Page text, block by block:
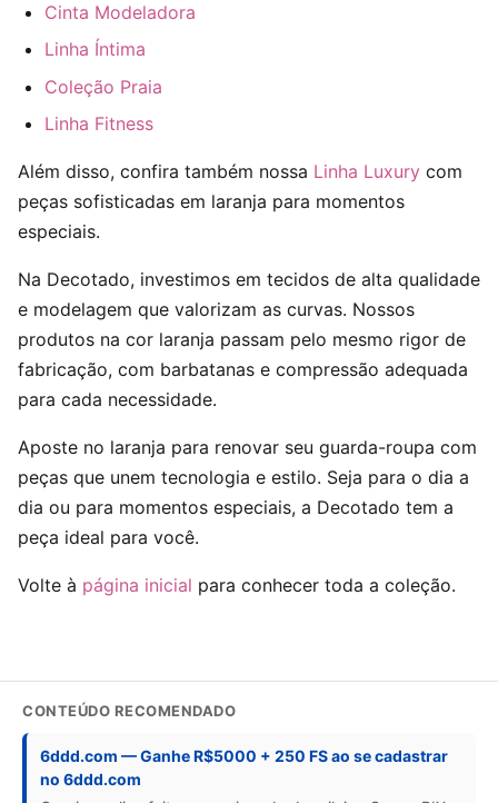
Cinta Modeladora
Linha Íntima
Coleção Praia
Linha Fitness
Além disso, confira também nossa Linha Luxury com
peças sofisticadas em laranja para momentos
especiais.
Na Decotado, investimos em tecidos de alta qualidade
e modelagem que valorizam as curvas. Nossos
produtos na cor laranja passam pelo mesmo rigor de
fabricação, com barbatanas e compressão adequada
para cada necessidade.
Aposte no laranja para renovar seu guarda-roupa com
peças que unem tecnologia e estilo. Seja para o dia a
dia ou para momentos especiais, a Decotado tem a
peça ideal para você.
Volte à página inicial para conhecer toda a coleção.
CONTEÚDO RECOMENDADO
6ddd.com — Ganhe R$5000 + 250 FS ao se cadastrar
no 6ddd.com